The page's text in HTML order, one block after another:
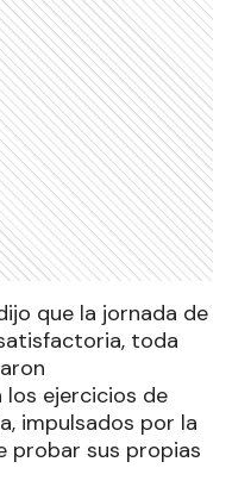
que la jornada de
toda
ejercicios de
impulsados por la
probar sus propias